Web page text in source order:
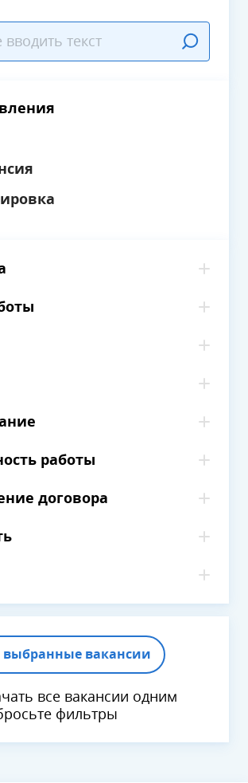
работы
договора
выбранные вакансии
все вакансии одним
фильтры